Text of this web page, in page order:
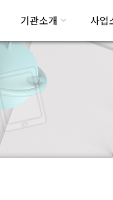
기관소개 사업